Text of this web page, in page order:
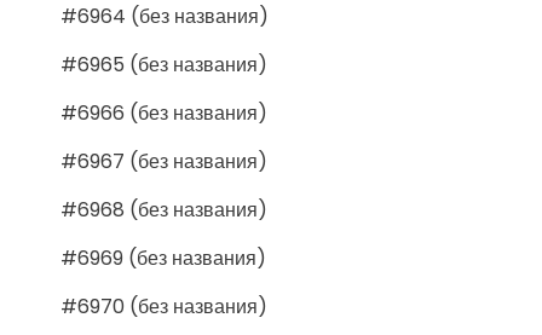
#6964 (без названия)
#6965 (без названия)
#6966 (без названия)
#6967 (без названия)
#6968 (без названия)
#6969 (без названия)
#6970 (без названия)